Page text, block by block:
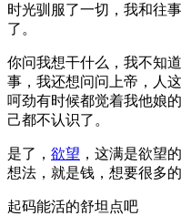
时光驯服了一切，我和往
了。
你问我想干什么，我不知
事，我还想问问上帝，人
呵劲有时候都觉着我他娘
己都不认识了。
是了， 欲望 ，这满是欲望
想法，就是钱，想要很多的
起码能活的舒坦点吧